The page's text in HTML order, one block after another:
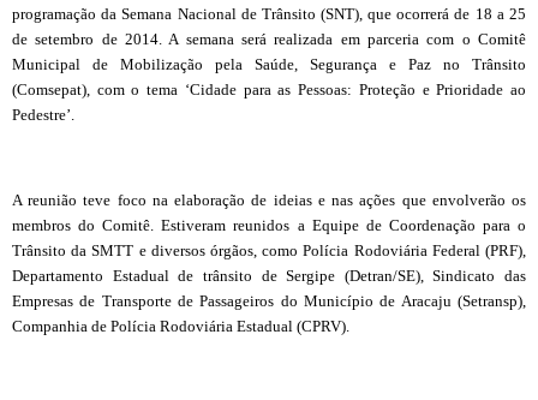
programação da Semana Nacional de Trânsito (SNT), que ocorrerá de 18 a 25
de setembro de 2014. A semana será realizada em parceria com o Comitê
Municipal de Mobilização pela Saúde, Segurança e Paz no Trânsito
(Comsepat), com o tema ‘Cidade para as Pessoas: Proteção e Prioridade ao
Pedestre’.
A reunião teve foco na elaboração de ideias e nas ações que envolverão os
membros do Comitê. Estiveram reunidos a Equipe de Coordenação para o
Trânsito da SMTT e diversos órgãos, como Polícia Rodoviária Federal (PRF),
Departamento Estadual de trânsito de Sergipe (Detran/SE), Sindicato das
Empresas de Transporte de Passageiros do Município de Aracaju (Setransp),
Companhia de Polícia Rodoviária Estadual (CPRV).